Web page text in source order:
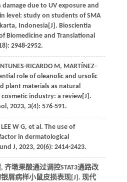
damage due to UV exposure and
level: study on students of SMA
Indonesia[J]. Bioscientia
Biomedicine and Translational
2948-2952.
RICARDO M, MARTÍNEZ-
role of oleanolic and ursolic
plant materials as natural
industry: a review[J].
2023, 3(4): 576-591.
LEE W G, et al. The use of
in dermatological
J, 2023, 20(6): 2414-2423.
齐墩果酸通过调控STAT3通路改
屑病样小鼠皮损表现[J]. 现代